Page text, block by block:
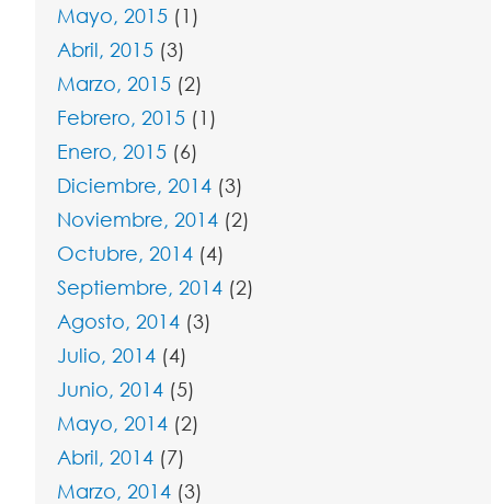
Mayo, 2015 (1)
Abril, 2015 (3)
Marzo, 2015 (2)
Febrero, 2015 (1)
Enero, 2015 (6)
Diciembre, 2014 (3)
Noviembre, 2014 (2)
Octubre, 2014 (4)
Septiembre, 2014 (2)
Agosto, 2014 (3)
Julio, 2014 (4)
Junio, 2014 (5)
Mayo, 2014 (2)
Abril, 2014 (7)
Marzo, 2014 (3)